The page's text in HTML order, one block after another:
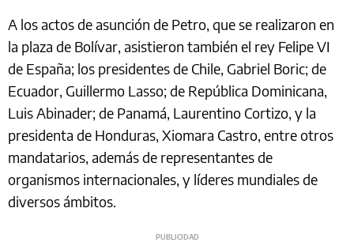
A los actos de asunción de Petro, que se realizaron en
la plaza de Bolívar, asistieron también el rey Felipe VI
de España; los presidentes de Chile, Gabriel Boric; de
Ecuador, Guillermo Lasso; de República Dominicana,
Luis Abinader; de Panamá, Laurentino Cortizo, y la
presidenta de Honduras, Xiomara Castro, entre otros
mandatarios, además de representantes de
organismos internacionales, y líderes mundiales de
diversos ámbitos.